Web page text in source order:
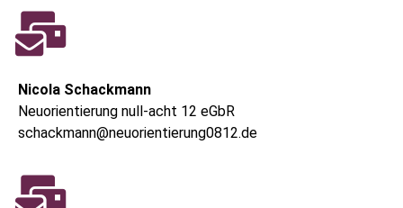
Nicola Schackmann
Neuorientierung null-acht 12 eGbR
schackmann@neuorientierung0812.de